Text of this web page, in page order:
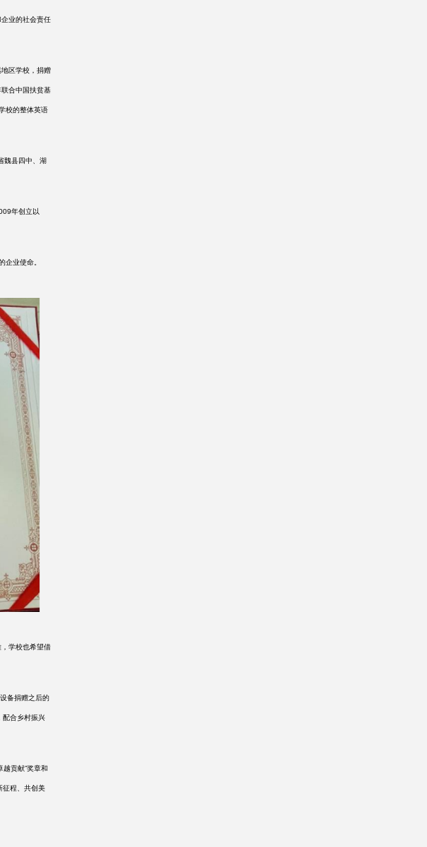
业的社会责任
区学校，捐赠
合中国扶贫基
校的整体英语
魏县四中、湖
年创立以
企业使命。
学校也希望借
备捐赠之后的
配合乡村振兴
越贡献”奖章和
征程、共创美